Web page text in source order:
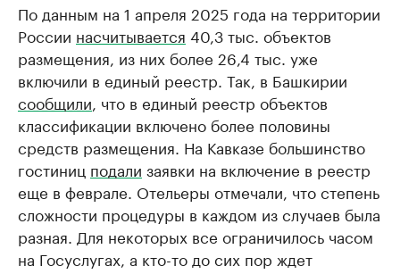
По данным на 1 апреля 2025 года на территории
России насчитывается 40,3 тыс. объектов
размещения, из них более 26,4 тыс. уже
включили в единый реестр. Так, в Башкирии
сообщили, что в единый реестр объектов
классификации включено более половины
средств размещения. На Кавказе большинство
гостиниц подали заявки на включение в реестр
еще в феврале. Отельеры отмечали, что степень
сложности процедуры в каждом из случаев была
разная. Для некоторых все ограничилось часом
на Госуслугах, а кто-то до сих пор ждет